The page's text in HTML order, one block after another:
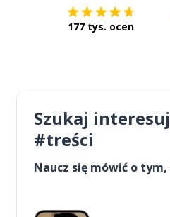
177 tys. ocen
Szukaj
#treści
Naucz się mówić o